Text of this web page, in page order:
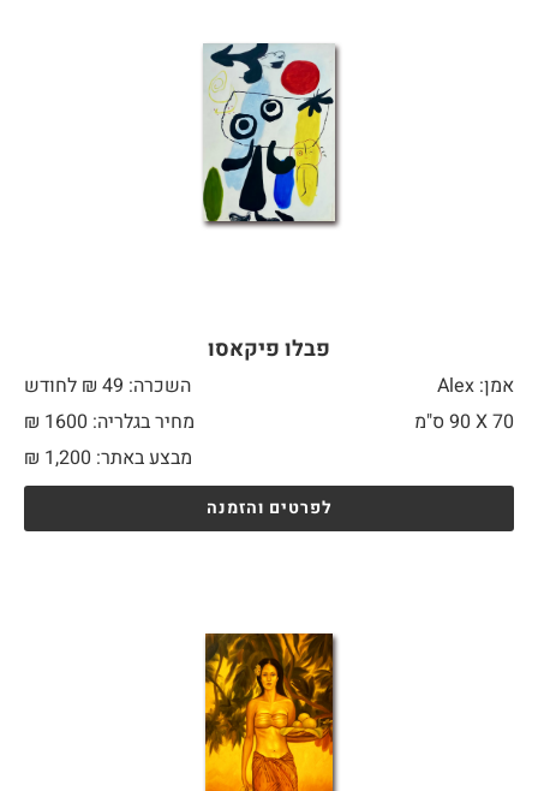
פבלו פיקאסו
אמן: Alex
השכרה: 49 ₪ לחודש
70 X
מחיר בגלריה: 1600 ₪
מבצע באתר:
₪ 1,200
לפרטים והזמנה